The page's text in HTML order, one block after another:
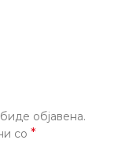
објавена.
со *